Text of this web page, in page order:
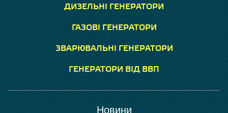
ДИЗЕЛЬНІ ГЕНЕРАТОРИ
ГАЗОВІ ГЕНЕРАТОРИ
ЗВАРЮВАЛЬНІ ГЕНЕРАТОРИ
ГЕНЕРАТОРИ ВІД ВВП
Новини